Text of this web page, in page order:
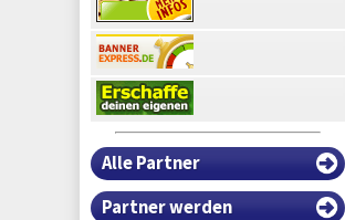
Alle Partner
Partner werden